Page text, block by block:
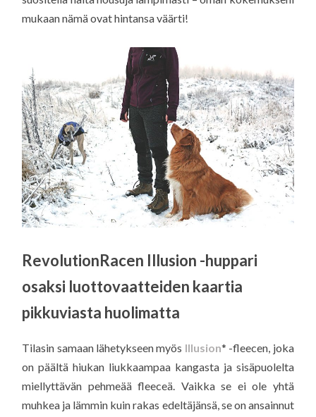
mukaan nämä ovat hintansa väärti!
RevolutionRacen Illusion -huppari
osaksi luottovaatteiden kaartia
pikkuviasta huolimatta
Tilasin samaan lähetykseen myös Illusion* -fleecen, joka
on päältä hiukan liukkaampaa kangasta ja sisäpuolelta
miellyttävän pehmeää fleeceä. Vaikka se ei ole yhtä
muhkea ja lämmin kuin rakas edeltäjänsä, se on ansainnut